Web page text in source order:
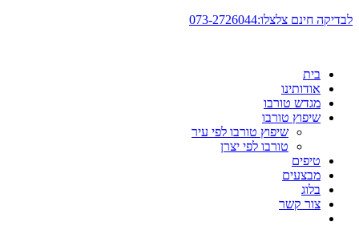
דלג
לבדיקה חינם צלצלו:073-2726044
בית
אודותינו
מגדש טורבו
שיפוץ טורבו
שיפוץ טורבו לפי עיר
טורבו לפי יצרן
טיפים
מבצעים
בלוג
צור קשר